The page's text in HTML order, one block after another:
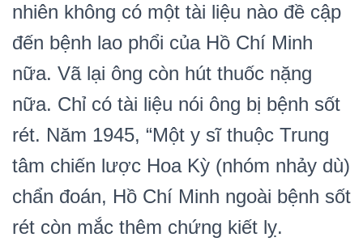
nhiên không có một tài liệu nào đề cập
đến bệnh lao phổi của Hồ Chí Minh
nữa. Vã lại ông còn hút thuốc nặng
nữa. Chỉ có tài liệu nói ông bị bệnh sốt
rét. Năm 1945, “Một y sĩ thuộc Trung
tâm chiến lược Hoa Kỳ (nhóm nhảy dù)
chẩn đoán, Hồ Chí Minh ngoài bệnh sốt
rét còn mắc thêm chứng kiết lỵ.